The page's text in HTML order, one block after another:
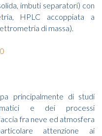
imbuti separatori) con
HPLC accoppiata a
di massa).
principalmente di studi
e dei processi
fra neve ed atmosfera
attenzione ai